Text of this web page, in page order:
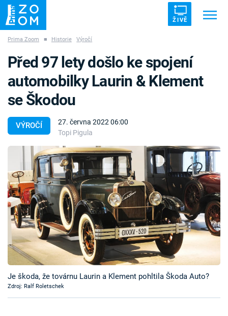
ŽIVĚ
ZÁHADY VETŘELCI DÁVNOVĚKU
Témata
Témata
Pořady
TV Program
Časopis
Sledujte prima+
Prima Zoom ■ Historie Výročí
VÝROČÍ
27. června 2022 06:00
Topi Pigula
Před 97 lety došlo ke spojení
automobilky Laurin & Klement
se Škodou
Je škoda, že továrnu Laurin a Klement pohltila Škoda Auto?
Zdroj: Ralf Roletschek